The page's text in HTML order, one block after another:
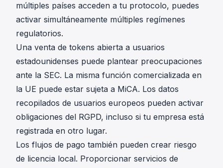
múltiples países acceden a tu protocolo, puedes
activar simultáneamente múltiples regímenes
regulatorios.
Una venta de tokens abierta a usuarios
estadounidenses puede plantear preocupaciones
ante la SEC. La misma función comercializada en
la UE puede estar sujeta a MiCA. Los datos
recopilados de usuarios europeos pueden activar
obligaciones del RGPD, incluso si tu empresa está
registrada en otro lugar.
Los flujos de pago también pueden crear riesgo
de licencia local. Proporcionar servicios de